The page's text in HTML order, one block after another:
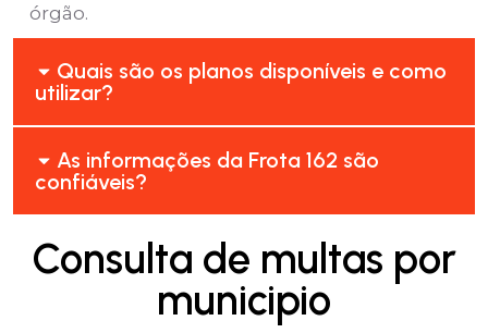
órgão.
Quais são os planos disponíveis e como
utilizar?
As informações da Frota 162 são
confiáveis?
Consulta de multas por
municipio